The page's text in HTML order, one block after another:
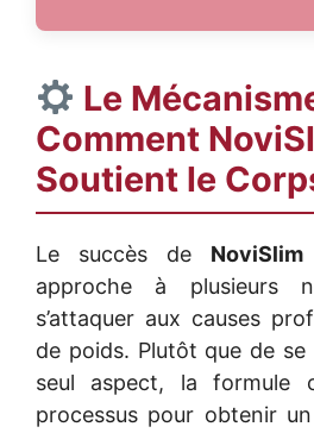
Le
Comment
Soutient le
Le succès de NoviSlim
approche à plusieurs
s’attaquer aux causes
de poids. Plutôt que de
seul aspect, la formule
processus pour obtenir